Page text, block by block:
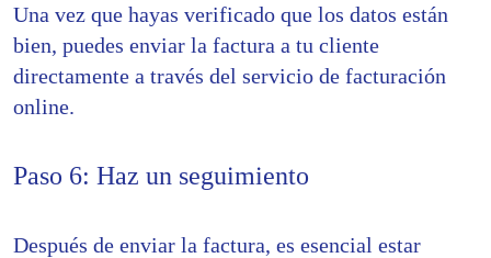
Una vez que hayas verificado que los datos están
bien, puedes enviar la factura a tu cliente
directamente a través del servicio de facturación
online.
Paso 6: Haz un seguimiento
Después de enviar la factura, es esencial estar